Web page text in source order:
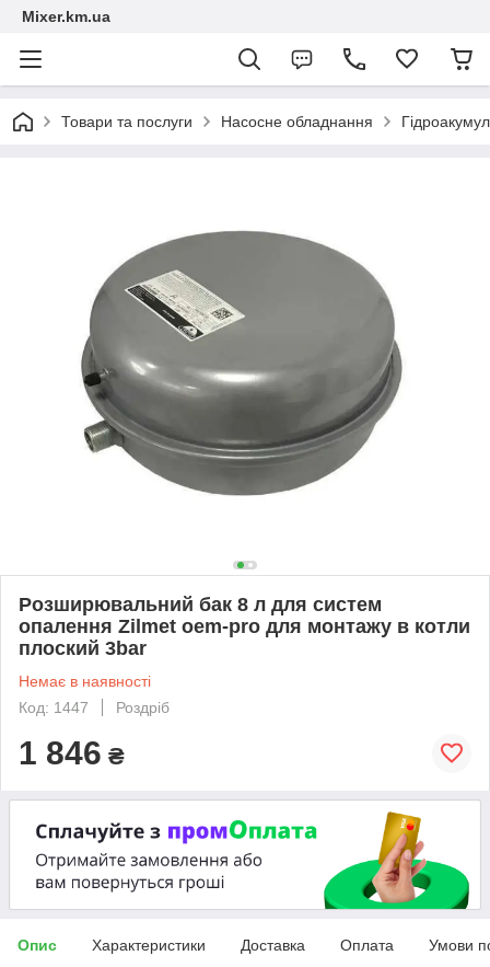
Mixer.km.ua
Товари та послуги Насосне обладнання
Розширювальний бак 8 л для систем
опалення Zilmet oem-pro для монтажу в котли
плоский 3bar
Немає в наявності
Код: 1447
Роздріб
1 846 ₴
Опис Характеристики Доставка Оплата Умови